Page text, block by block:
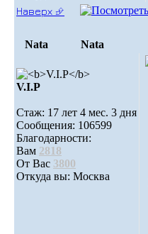
Наверх ⮵
Nata Nata
V.I.Р
Стаж: 17 лет 4 мес. 3 дня
Сообщения: 106599
Благодарности:
Вам 2818
От Вас 3800
Откуда вы: Москва